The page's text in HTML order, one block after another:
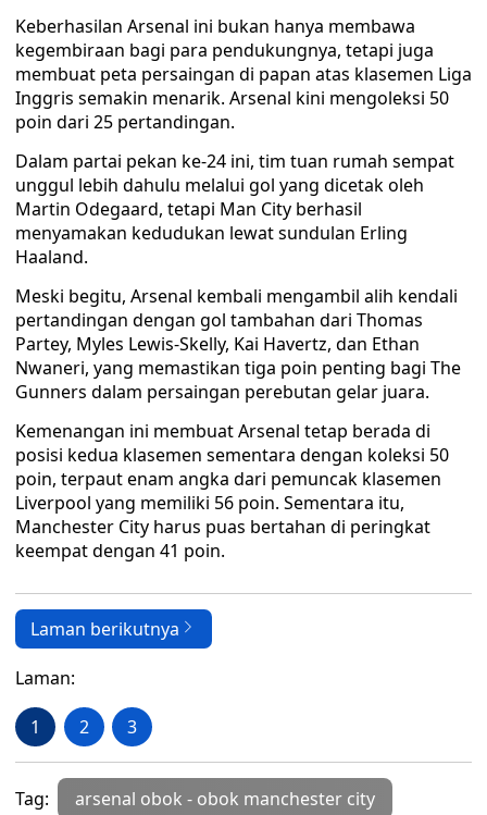
Keberhasilan Arsenal ini bukan hanya membawa
kegembiraan bagi para pendukungnya, tetapi juga
membuat peta persaingan di papan atas klasemen Liga
Inggris semakin menarik. Arsenal kini mengoleksi 50
poin dari 25 pertandingan.
Dalam partai pekan ke-24 ini, tim tuan rumah sempat
unggul lebih dahulu melalui gol yang dicetak oleh
Martin Odegaard, tetapi Man City berhasil
menyamakan kedudukan lewat sundulan Erling
Haaland.
Meski begitu, Arsenal kembali mengambil alih kendali
pertandingan dengan gol tambahan dari Thomas
Partey, Myles Lewis-Skelly, Kai Havertz, dan Ethan
Nwaneri, yang memastikan tiga poin penting bagi The
Gunners dalam persaingan perebutan gelar juara.
Kemenangan ini membuat Arsenal tetap berada di
posisi kedua klasemen sementara dengan koleksi 50
poin, terpaut enam angka dari pemuncak klasemen
Liverpool yang memiliki 56 poin. Sementara itu,
Manchester City harus puas bertahan di peringkat
keempat dengan 41 poin.
Laman berikutnya
Laman:
1 2 3
Tag: arsenal obok - obok manchester city